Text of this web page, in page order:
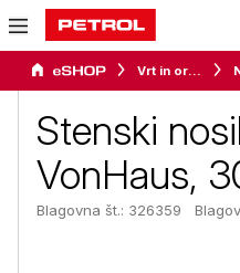
Vrt in orodje
Stenski
VonHaus,
Blagovna št.: 326359